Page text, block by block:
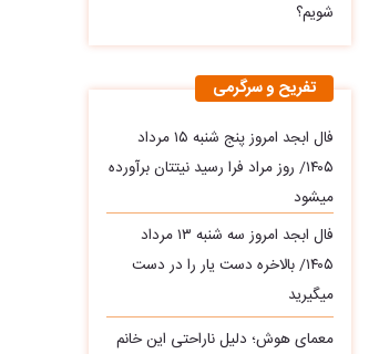
شویم؟
تفریح و سرگرمی
فال ابجد امروز پنج شنبه ۱۵ مرداد
۱۴۰۵/ روز مراد فرا رسید نیتتان برآورده
میشود
فال ابجد امروز سه‌ شنبه ۱۳ مرداد
۱۴۰۵/ بالاخره دست یار را در دست
میگیرید
معمای هوش؛ دلیل ناراحتی این خانم